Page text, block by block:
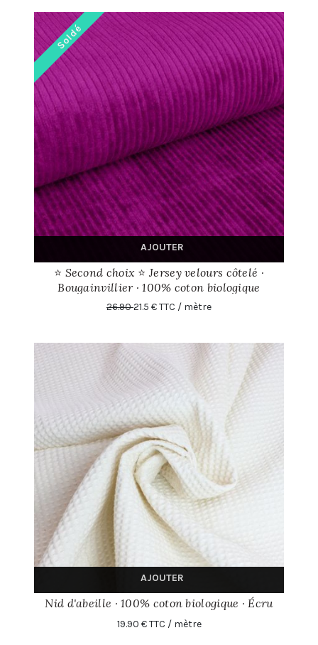
Soldé
AJOUTER
⭐ Second choix ⭐ Jersey velours côtelé ·
Bougainvillier · 100% coton biologique
26.9021.5 € TTC / mètre
AJOUTER
Nid d'abeille · 100% coton biologique · Écru
19.90 € TTC / mètre